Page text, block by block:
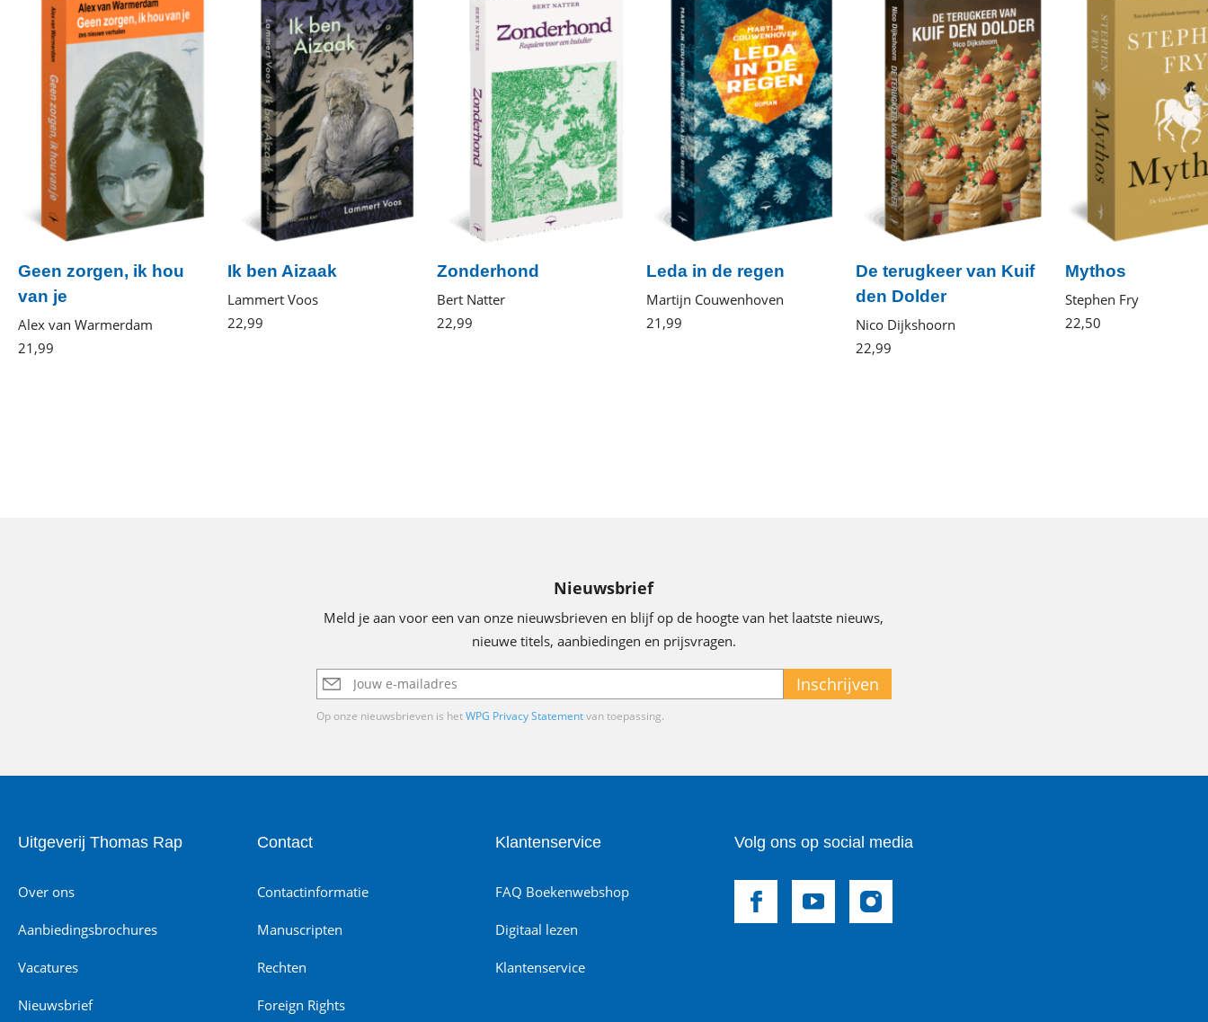
Geen zorgen, ik hou
van je
Alex van Warmerdam
21 ,99
Ik ben Aizaak
Lammert Voos
22,99
Zonderhond
Bert Natter
22,99
Leda in de regen
Martijn Couwenhoven
21 ,99
De terugkeer van Kuif
den Dolder
Nico Dijkshoorn
22,99
Mythos
Stephen Fry
22,50
Nieuwsbrief
Meld je aan voor een van onze nieuwsbrieven en blijf op de hoogte van het laatste nieuws,
nieuwe titels, aanbiedingen en prijsvragen.
E-
mailadres
Inschrijven
Op onze nieuwsbrieven is hetWPG Privacy Statementvan toepassing.
Uitgeverij Thomas Rap
Over ons
Aanbiedingsbrochures
Vacatures
Nieuwsbrief
Contact
Contactinformatie
Manuscripten
Rechten
Foreign Rights
Klantenservice
FAQ Boekenwebshop
Digitaal lezen
Klantenservice
Volg ons op social media